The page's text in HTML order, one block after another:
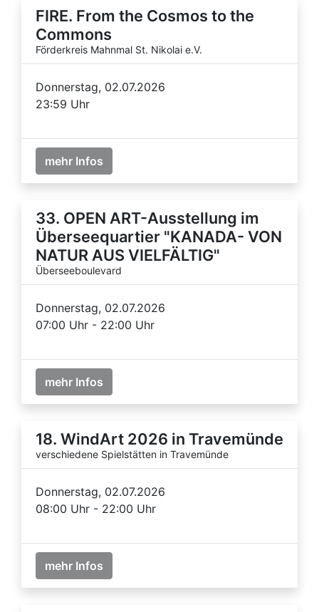
FIRE. From the Cosmos to the
Commons
Förderkreis Mahnmal St. Nikolai e.V.
Donnerstag, 02.07.2026
23:59 Uhr
mehr Infos
33. OPEN ART-Ausstellung im
Überseequartier "KANADA- VON
NATUR AUS VIELFÄLTIG"
Überseeboulevard
Donnerstag, 02.07.2026
07:00 Uhr - 22:00 Uhr
mehr Infos
18. WindArt 2026 in Travemünde
verschiedene Spielstätten in Travemünde
Donnerstag, 02.07.2026
08:00 Uhr - 22:00 Uhr
mehr Infos